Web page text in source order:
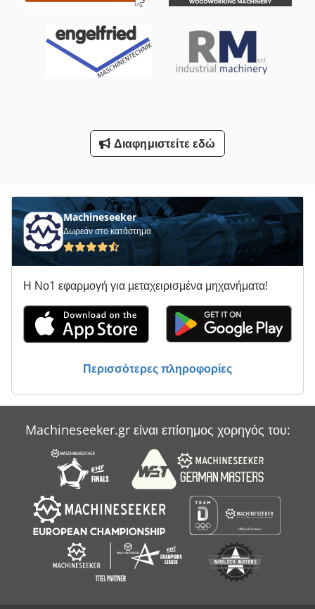
Οχήματα Εργασίας
Πλατφόρμα Τύπου Mb
Στρώνοντας Με Άμμο Φραγμό
Φορτηγό Με ΓερανόΔιαφημιστείτε εδώ
Machineseeker
Δωρεάν στο κατάστημα
Η Νο1 εφαρμογή για μεταχειρισμένα μηχανήματα!
Περισσότερες πληροφορίες
Machineseeker.gr είναι επίσημος χορηγός του: